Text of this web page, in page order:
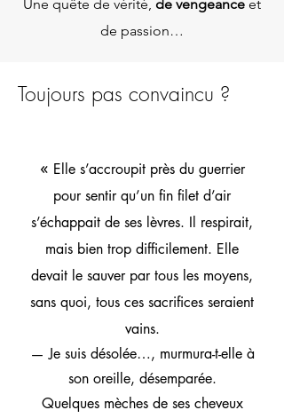
Une quête de vérité, de vengeance et
de passion…
Toujours pas convaincu ?
« Elle s’accroupit près du guerrier
pour sentir qu’un fin filet d’air
s’échappait de ses lèvres. Il respirait,
mais bien trop difficilement. Elle
devait le sauver par tous les moyens,
sans quoi, tous ces sacrifices seraient
vains.
— Je suis désolée…, murmura-t-elle à
son oreille, désemparée.
Quelques mèches de ses cheveux